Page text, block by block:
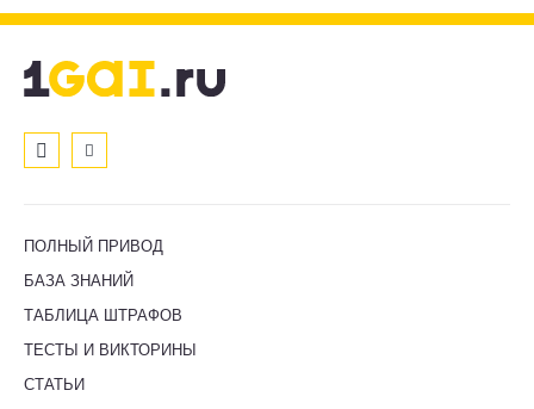
ПОЛНЫЙ ПРИВОД
БАЗА ЗНАНИЙ
ТАБЛИЦА ШТРАФОВ
ТЕСТЫ И ВИКТОРИНЫ
СТАТЬИ